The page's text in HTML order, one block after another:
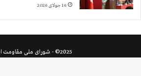
16 جولای 2026
2025© - شورای ملی مقاومت ایران